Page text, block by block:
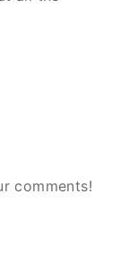
comments!